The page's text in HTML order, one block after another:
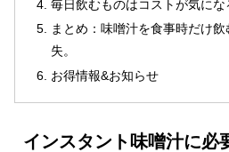
毎日飲むものはコストが気にな
まとめ：味噌汁を食事時だけ
失。
お得情報&お知らせ
インスタント味噌汁に必